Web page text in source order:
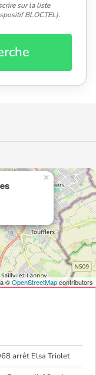
sur la liste
BLOCTEL).
×
©OpenStreetMapcontributors
arrêt Elsa Triolet